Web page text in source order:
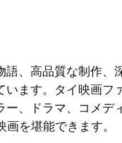
語、高品質な制作、
います。タイ映画フ
ー、ドラマ、コメデ
を堪能できます。